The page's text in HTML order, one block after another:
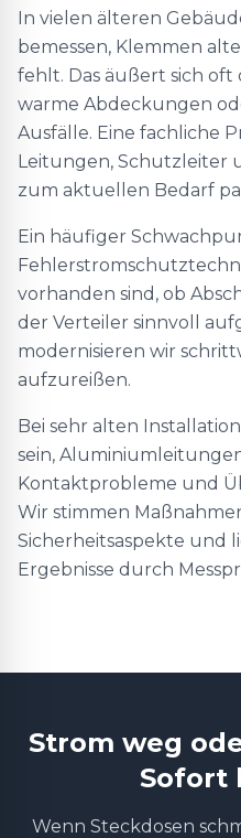
In vielen älteren
bemessen, Klemmen
fehlt. Das äußert sich
warme Abdeckungen
Ausfälle. Eine fachliche
Leitungen, Schutzleiter
zum aktuellen Bedarf
Ein häufiger
vorhanden sind, ob
der Verteiler sinnvoll
modernisieren wir
aufzureißen.
Bei sehr alten
sein,
Kontaktprobleme und
Wir stimmen
Sicherheitsaspekte und
Ergebnisse durch
Strom weg
Sofort
Wenn Steckdosen